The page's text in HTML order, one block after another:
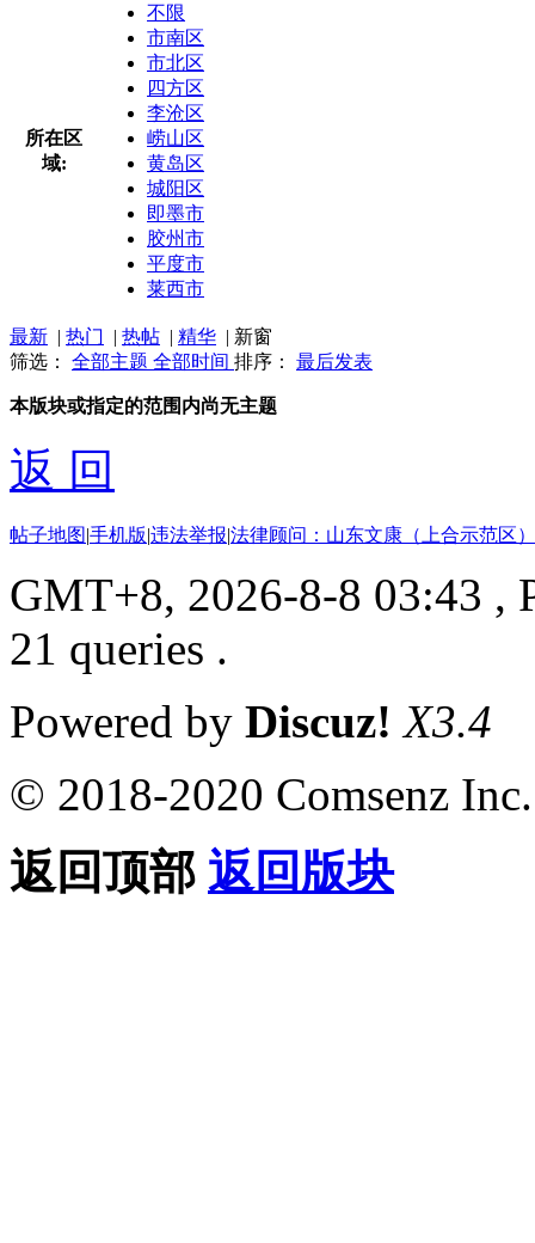
所在区
域:
不限
市南区
市北区
四方区
李沧区
崂山区
黄岛区
城阳区
即墨市
胶州市
平度市
莱西市
最新 | 热门 | 热帖 | 精华 | 新窗
筛选： 全部主题 全部时间 排序： 最后发表
本版块或指定的范围内尚无主题
返 回
帖子地图|手机版|违法举报|法律顾问：山东文康（上合示范区
GMT+8, 2026-8-8 03:43 ,
21 queries .
Powered by Discuz! X3.4
© 2018-2020 Comsenz Inc.
返回顶部 返回版块